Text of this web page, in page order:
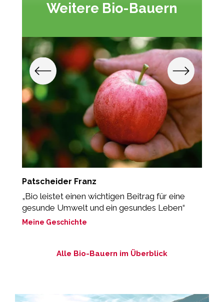
Weitere Bio-Bauern
Patscheider Franz
„Bio leistet einen wichtigen Beitrag für eine
gesunde Umwelt und ein gesundes Leben“
Meine Geschichte
Alle Bio-Bauern im Überblick